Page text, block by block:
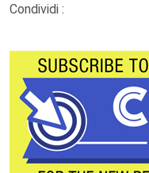
Condividi :